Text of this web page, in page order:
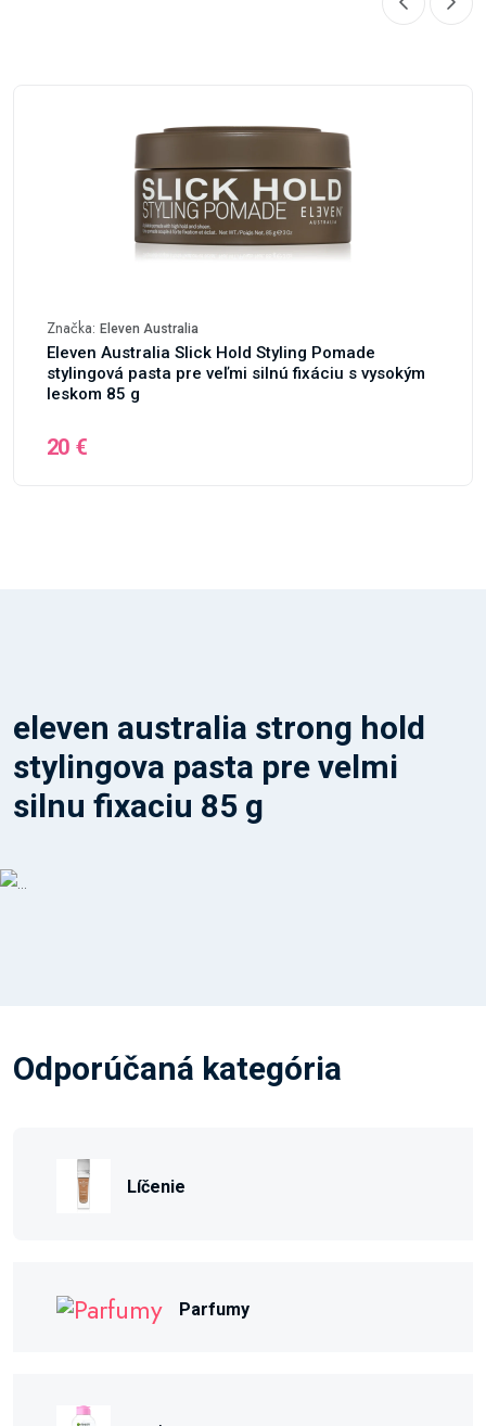
Značka: Eleven Australia
Eleven Australia Slick Hold Styling Pomade
stylingová pasta pre veľmi silnú fixáciu s vysokým
leskom 85 g
20 €
eleven australia strong hold
stylingova pasta pre velmi
silnu fixaciu 85 g
Odporúčaná kategória
Líčenie
Parfumy